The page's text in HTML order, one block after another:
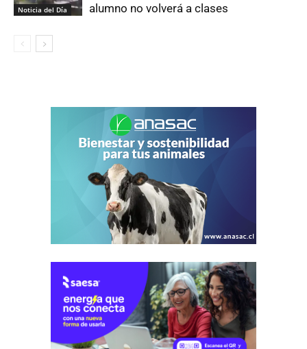
Noticia del Día
alumno no volverá a clases